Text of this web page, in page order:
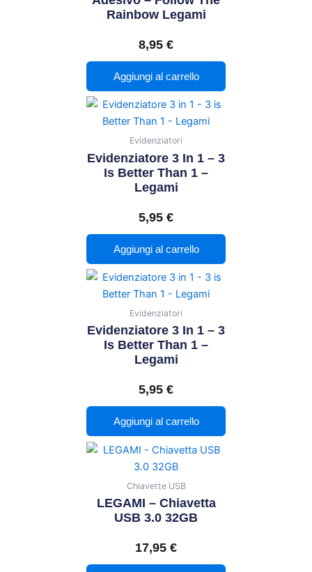
Rainbow Legami
8,95 €
Aggiungi al carrello
Evidenziatori
Evidenziatore 3 In 1 – 3
Is Better Than 1 –
Legami
5,95 €
Aggiungi al carrello
Evidenziatori
Evidenziatore 3 In 1 – 3
Is Better Than 1 –
Legami
5,95 €
Aggiungi al carrello
Chiavette USB
LEGAMI – Chiavetta
USB 3.0 32GB
17,95 €